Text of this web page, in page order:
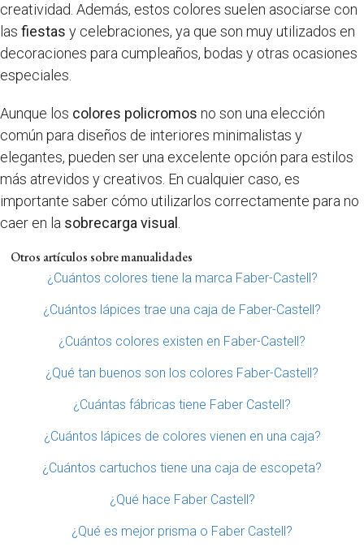
creatividad. Además, estos colores suelen asociarse con
las fiestas y celebraciones, ya que son muy utilizados en
decoraciones para cumpleaños, bodas y otras ocasiones
especiales.
Aunque los colores policromos no son una elección
común para diseños de interiores minimalistas y
elegantes, pueden ser una excelente opción para estilos
más atrevidos y creativos. En cualquier caso, es
importante saber cómo utilizarlos correctamente para no
caer en la sobrecarga visual .
Otros artículos sobre manualidades
¿Cuántos colores tiene la marca Faber-Castell?
¿Cuántos lápices trae una caja de Faber-Castell?
¿Cuántos colores existen en Faber-Castell?
¿Qué tan buenos son los colores Faber-Castell?
¿Cuántas fábricas tiene Faber Castell?
¿Cuántos lápices de colores vienen en una caja?
¿Cuántos cartuchos tiene una caja de escopeta?
¿Qué hace Faber Castell?
¿Qué es mejor prisma o Faber Castell?